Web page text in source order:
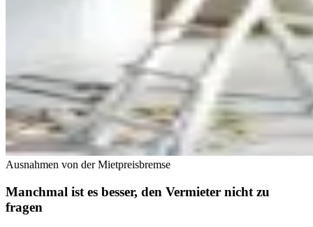
Ausnahmen von der Mietpreisbremse
Manchmal ist es besser, den Vermieter nicht zu
fragen